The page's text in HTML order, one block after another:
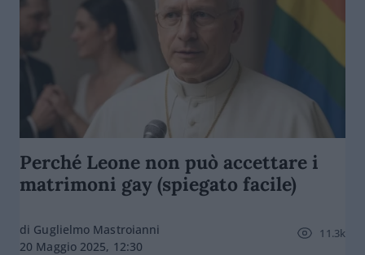
Perché Leone non può accettare i
matrimoni gay (spiegato facile)
di Guglielmo Mastroianni
20 Maggio 2025, 12:30
11.3k